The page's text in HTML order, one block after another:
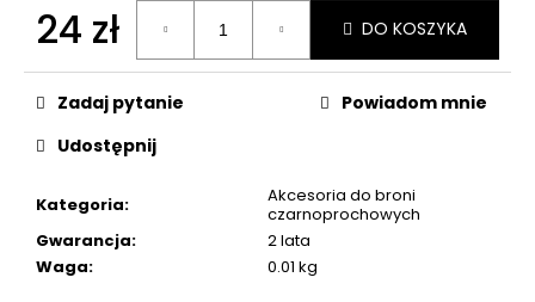
24 zł
jednostkowa:
DO KOSZYKA
Kategoria:
Akcesoria do broni
czarnoprochowych
Gwarancja:
2 lata
Waga: 0.01 kg
Zadaj pytanie
Powiadom mnie
Udostępnij
m
y
NABOJE
SELLIER
&
BELLOT